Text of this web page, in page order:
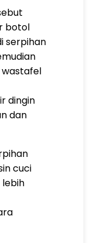
botol
serpihan
wastafel
dingin
dan
cuci